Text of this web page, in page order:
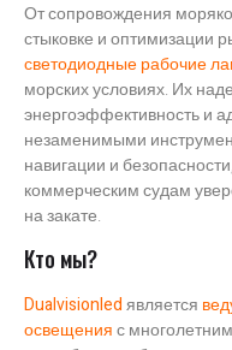
От сопровождения
стыковке и оптимизации
светодиодные рабочие
морских условиях. Их
энергоэффективность и
незаменимыми
навигации и
коммерческим судам
на закате.
Кто мы?
Dualvisionledявляется
освещенияс